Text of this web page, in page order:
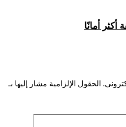
أمانًا
الحقول الإلزامية مشار إليها بـ